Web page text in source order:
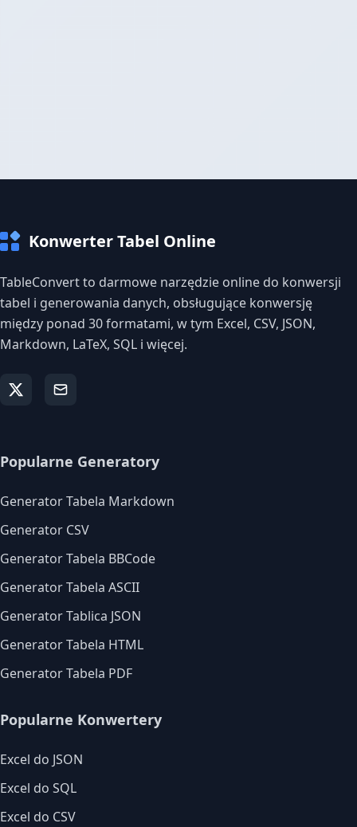
Konwerter Tabel Online
TableConvert to darmowe narzędzie online do konwersji
tabel i generowania danych, obsługujące konwersję
między ponad 30 formatami, w tym Excel, CSV, JSON,
Markdown, LaTeX, SQL i więcej.
Popularne Generatory
Generator Tabela Markdown
Generator CSV
Generator Tabela BBCode
Generator Tabela ASCII
Generator Tablica JSON
Generator Tabela HTML
Generator Tabela PDF
Popularne Konwertery
Excel do JSON
Excel do SQL
Excel do CSV